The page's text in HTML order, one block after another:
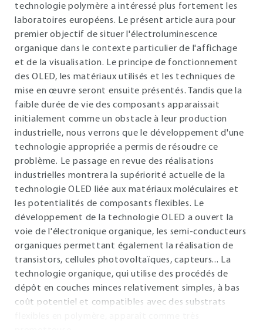
technologie polymère a intéressé plus fortement les
laboratoires européens. Le présent article aura pour
premier objectif de situer l'électroluminescence
organique dans le contexte particulier de l'affichage
et de la visualisation. Le principe de fonctionnement
des OLED, les matériaux utilisés et les techniques de
mise en œuvre seront ensuite présentés. Tandis que la
faible durée de vie des composants apparaissait
initialement comme un obstacle à leur production
industrielle, nous verrons que le développement d'une
technologie appropriée a permis de résoudre ce
problème. Le passage en revue des réalisations
industrielles montrera la supériorité actuelle de la
technologie OLED liée aux matériaux moléculaires et
les potentialités de composants flexibles. Le
développement de la technologie OLED a ouvert la
voie de l'électronique organique, les semi-conducteurs
organiques permettant également la réalisation de
transistors, cellules photovoltaïques, capteurs... La
technologie organique, qui utilise des procédés de
dépôt en couches minces relativement simples, à bas
coût potentiel et compatibles avec des substrats